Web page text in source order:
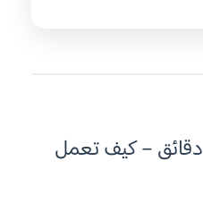
تحليل شخصيتك في 5 دقائق – كيف تعمل